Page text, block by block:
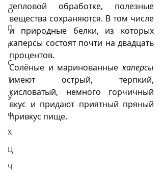
О
П
Р
С
Т
У
Ф
Х
Ц
Ч
тепловой обработке, полезные
вещества сохраняются. В том числе
и природные белки, из которых
каперсы состоят почти на двадцать
процентов.
Солёные и маринованные каперсы
имеют острый, терпкий,
кисловатый, немного горчичный
вкус и придают приятный пряный
привкус пище.